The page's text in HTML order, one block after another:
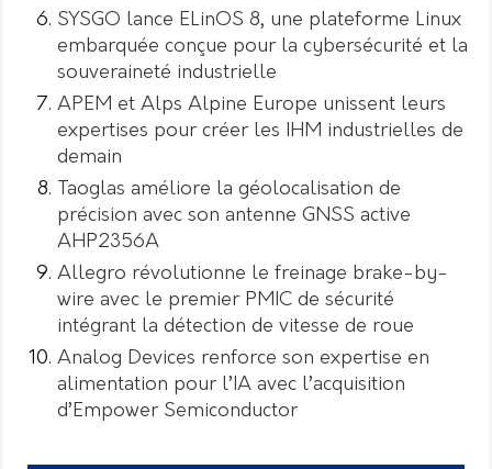
SYSGO lance ELinOS 8, une plateforme Linux
embarquée conçue pour la cybersécurité et la
souveraineté industrielle
APEM et Alps Alpine Europe unissent leurs
expertises pour créer les IHM industrielles de
demain
Taoglas améliore la géolocalisation de
précision avec son antenne GNSS active
AHP2356A
Allegro révolutionne le freinage brake-by-
wire avec le premier PMIC de sécurité
intégrant la détection de vitesse de roue
Analog Devices renforce son expertise en
alimentation pour l’IA avec l’acquisition
d’Empower Semiconductor